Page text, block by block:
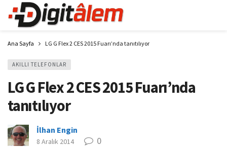
Ana Sayfa LG G Flex 2 CES 2015 Fuarı’nda tanıtılıyor
AKILLI TELEFONLAR
LG G Flex 2 CES 2015 Fuarı’nda
tanıtılıyor
İlhan Engin
8 Aralık 2014 0